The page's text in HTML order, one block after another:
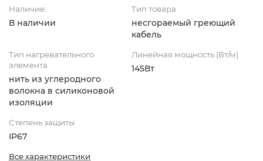
Наличие:
В наличии
Тип товара
несгораемый греющий
кабель
Тип нагревательного
элемента
нить из углеродного
волокна в силиконовой
изоляции
Линейная мощность (Вт/м)
145Вт
Степень защиты
IP67
Все характеристики